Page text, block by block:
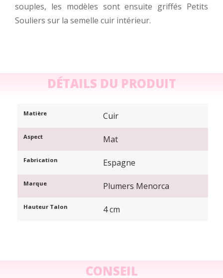
souples, les modèles sont ensuite griffés Petits
Souliers sur la semelle cuir intérieur.
DÉTAILS DU PRODUIT
Matière Cuir
Aspect Mat
Fabrication Espagne
Marque Plumers Menorca
Hauteur Talon 4 cm
CONSEIL